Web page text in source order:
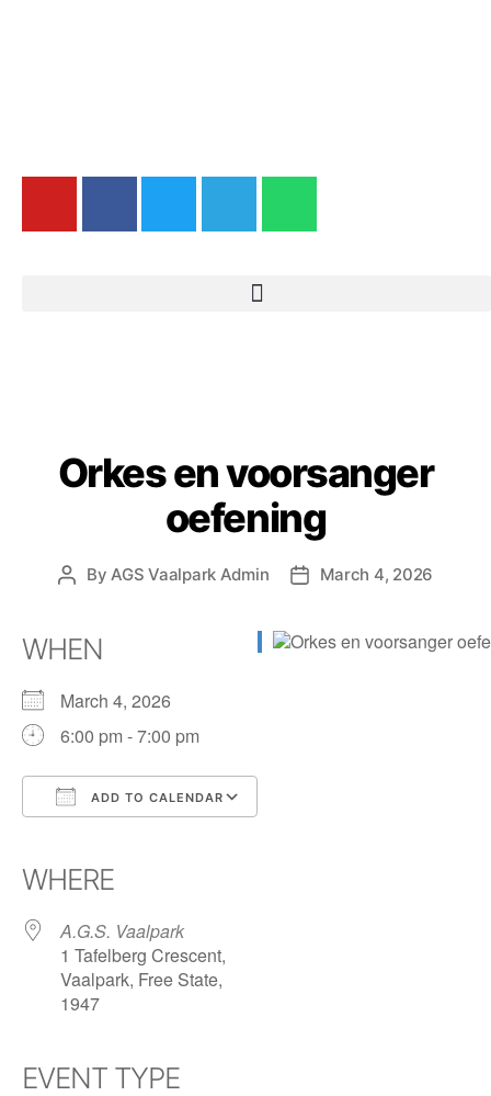
Orkes en voorsanger
oefening
ByAGS Vaalpark Admin March 4, 2026
WHEN
March 4, 2026
6:00 pm - 7:00 pm
ADD TO CALENDAR
WHERE
A.G.S. Vaalpark
1 Tafelberg Crescent,
Vaalpark, Free State,
1947
EVENT TYPE